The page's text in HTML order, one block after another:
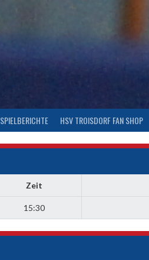
SPIELBERICHTE HSV TROISDORF FAN SHOP
Zeit
15:30